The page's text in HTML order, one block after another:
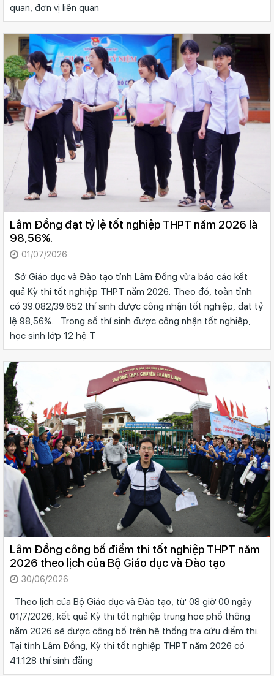
quan, đơn vị liên quan
Lâm Đồng đạt tỷ lệ tốt nghiệp THPT năm 2026 là
98,56%.
01/07/2026
Sở Giáo dục và Đào tạo tỉnh Lâm Đồng vừa báo cáo kết
quả Kỳ thi tốt nghiệp THPT năm 2026. Theo đó, toàn tỉnh
có 39.082/39.652 thí sinh được công nhận tốt nghiệp, đạt tỷ
lệ 98,56%. Trong số thí sinh được công nhận tốt nghiệp,
học sinh lớp 12 hệ T
Lâm Đồng công bố điểm thi tốt nghiệp THPT năm
2026 theo lịch của Bộ Giáo dục và Đào tạo
30/06/2026
Theo lịch của Bộ Giáo dục và Đào tạo, từ 08 giờ 00 ngày
01/7/2026, kết quả Kỳ thi tốt nghiệp trung học phổ thông
năm 2026 sẽ được công bố trên hệ thống tra cứu điểm thi.
Tại tỉnh Lâm Đồng, Kỳ thi tốt nghiệp THPT năm 2026 có
41.128 thí sinh đăng